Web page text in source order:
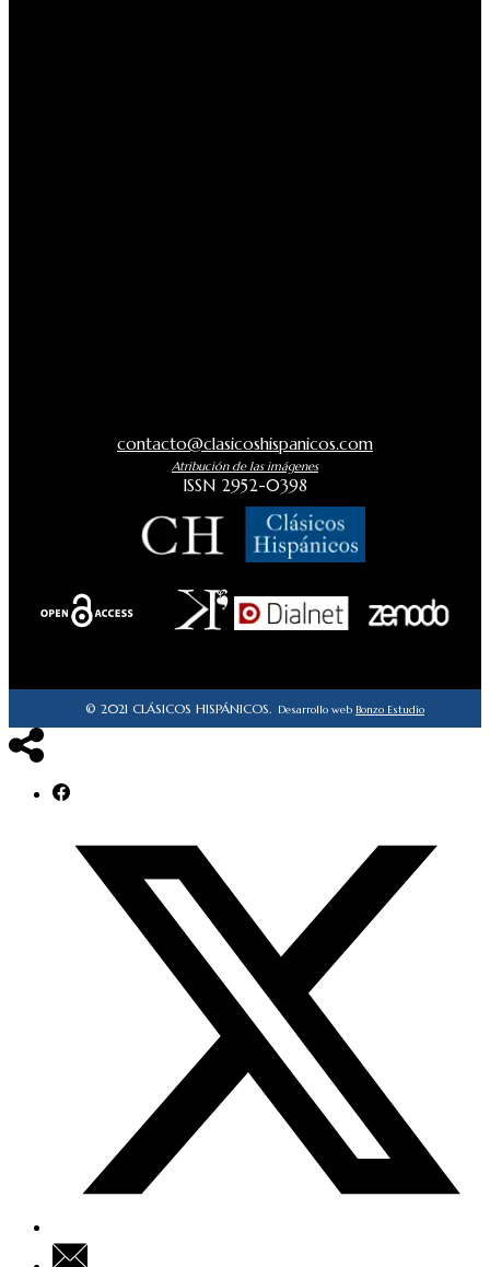
contacto@clasicoshispanicos.com
Atribución de las imágenes
ISSN 2952-0398
© 2021 CLÁSICOS HISPÁNICOS. Desarrollo web Bonzo Estudio